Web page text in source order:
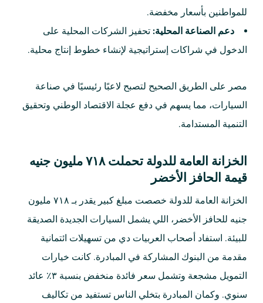
للمواطنين بأسعار مخفضة.
دعم الصناعة المحلية:تحفيز الشركات المحلية على
الدخول في شراكات إستراتيجية لإنشاء خطوط إنتاج محلية.
مصر على الطريق الصحيح لتصبح لاعبًا رئيسيًا في صناعة
السيارات، مما يسهم في دفع عجلة الاقتصاد الوطني وتحقيق
التنمية المستدامة.
الخزانة العامة للدولة تحملت ٧١٨ مليون جنيه
قيمة الحافز الأخضر
الخزانة العامة للدولة خصصت مبلغ كبير يقدر بـ ٧١٨ مليون
جنيه للحافز الأخضر، اللي يشمل السيارات الجديدة الصديقة
للبيئة. استفاد أصحاب العربيات دي من تسهيلات ائتمانية
مقدمة من البنوك المشاركة في المبادرة. كانت خيارات
التمويل مشجعة وتشمل سعر فائدة منخفض بنسبة ٣٪؜ عائد
سنوي. وكمان المبادرة بتخلي الناس تستفيد من تكاليف